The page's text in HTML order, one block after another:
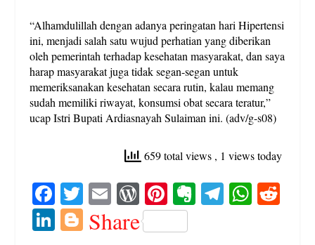
“Alhamdulillah dengan adanya peringatan hari Hipertensi
ini, menjadi salah satu wujud perhatian yang diberikan
oleh pemerintah terhadap kesehatan masyarakat, dan saya
harap masyarakat juga tidak segan-segan untuk
memeriksanakan kesehatan secara rutin, kalau memang
sudah memiliki riwayat, konsumsi obat secara teratur,”
ucap Istri Bupati Ardiasnayah Sulaiman ini. (adv/g-s08)
659 total views , 1 views today
Fa
ce
bo
T
wi
tte
E
m
ail
W
or
d
Pi
nt
er
E Te W
Li Bl
Share